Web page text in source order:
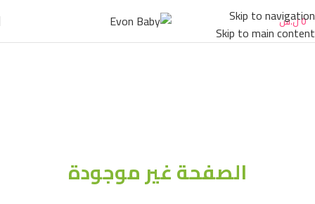
Skip to navigation
Skip to main content
0ل.س
لم يتم العثور على الصفحة
الصفحة غير موجودة